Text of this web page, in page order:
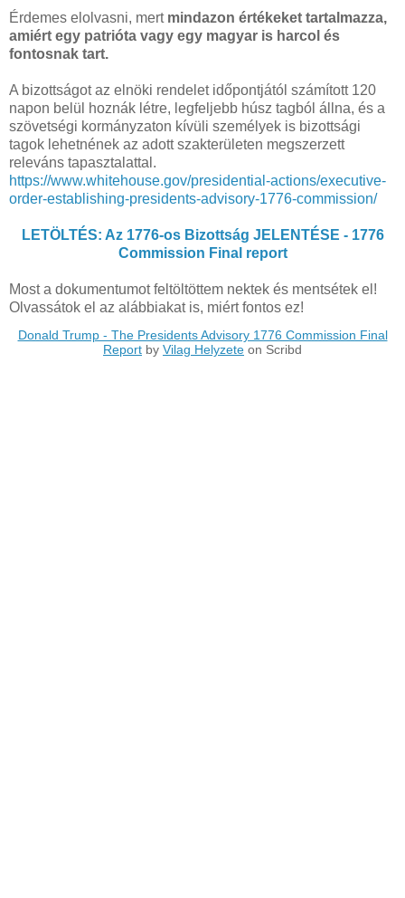
Érdemes elolvasni, mert mindazon értékeket tartalmazza,
amiért egy patrióta vagy egy magyar is harcol és
fontosnak tart.
A bizottságot az elnöki rendelet időpontjától számított 120
napon belül hoznák létre, legfeljebb húsz tagból állna, és a
szövetségi kormányzaton kívüli személyek is bizottsági
tagok lehetnének az adott szakterületen megszerzett
releváns tapasztalattal.
https://www.whitehouse.gov/presidential-actions/executive-
order-establishing-presidents-advisory-1776-commission/
LETÖLTÉS: Az 1776-os Bizottság JELENTÉSE - 1776
Commission Final report
Most a dokumentumot feltöltöttem nektek és mentsétek el!
Olvassátok el az alábbiakat is, miért fontos ez!
Donald Trump - The Presidents Advisory 1776 Commission Final
Report by Vilag Helyzete on Scribd